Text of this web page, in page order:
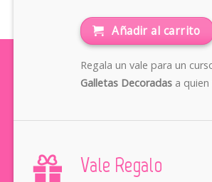
Añadir al carrito
Regala un vale para un
Galletas Decoradasa quien
Vale Regalo